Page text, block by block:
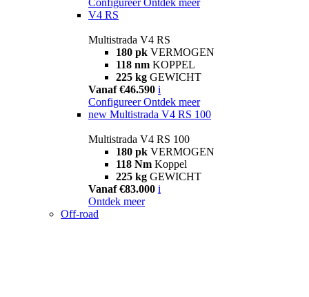
V4 RS
Multistrada V4 RS
180 pk VERMOGEN
118 nm KOPPEL
225 kg GEWICHT
Vanaf €46.590 i
Configureer Ontdek meer
new Multistrada V4 RS 100
Multistrada V4 RS 100
180 pk VERMOGEN
118 Nm Koppel
225 kg GEWICHT
Vanaf €83.000 i
Ontdek meer
Off-road